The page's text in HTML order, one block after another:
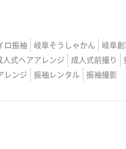
ロ振袖 岐阜そうしゃかん
岐阜
人式ヘアアレンジ 成人式前撮り
レンジ 振袖レンタル 振袖撮影